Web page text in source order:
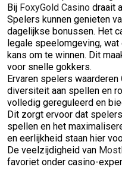
Bij FoxyGold Casino draait
Spelers kunnen genieten
dagelijkse bonussen. Het
legale speelomgeving,
kans om te winnen. Dit
voor snelle gokkers.
Ervaren spelers waarderen
diversiteit aan spellen en
volledig gereguleerd en
Dit zorgt ervoor dat
spellen en het
en eerlijkheid staan hier
De veelzijdigheid van
favoriet onder casino-